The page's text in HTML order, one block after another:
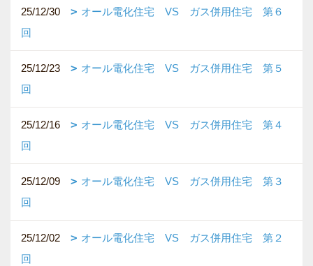
25/12/30
オール電化住宅 VS ガス併用住宅 第６
回
25/12/23
オール電化住宅 VS ガス併用住宅 第５
回
25/12/16
オール電化住宅 VS ガス併用住宅 第４
回
25/12/09
オール電化住宅 VS ガス併用住宅 第３
回
25/12/02
オール電化住宅 VS ガス併用住宅 第２
回